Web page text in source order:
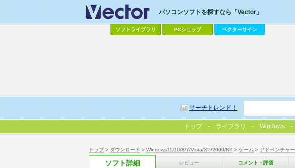
トップ> ダウンロード > Windows11/10/8/7/Vista/XP/2000/NT > ゲーム > アドベンチャー
ソフト詳細 レビュー コメント・評価
パソコンソフトを探すなら「Vector」
ソフトライブラリ PCショップ ベクターサイン
サーチトレンド！
トップ ライブラリ Windows